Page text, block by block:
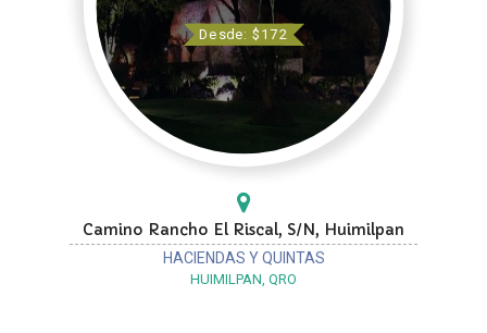
Desde: $172
Camino Rancho El Riscal, S/N, Huimilpan
HACIENDAS Y QUINTAS
HUIMILPAN, QRO